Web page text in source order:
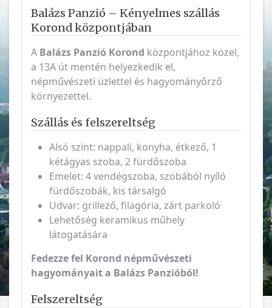
Balázs Panzió – Kényelmes szállás
Korond központjában
A Balázs Panzió Korond központjához közel,
a 13A út mentén helyezkedik el,
népművészeti üzlettel és hagyományőrző
környezettel.
Szállás és felszereltség
Alsó szint: nappali, konyha, étkező, 1
kétágyas szoba, 2 fürdőszoba
Emelet: 4 vendégszoba, szobából nyíló
fürdőszobák, kis társalgó
Udvar: grillező, filagória, zárt parkoló
Lehetőség keramikus műhely
látogatására
Fedezze fel Korond népművészeti
hagyományait a Balázs Panzióból!
Felszereltség